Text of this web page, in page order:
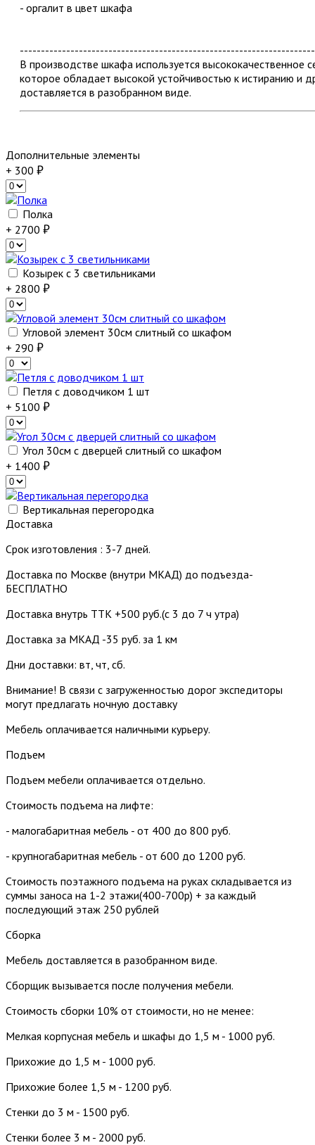
- оргалит в цвет шкафа
В производстве шкафа используется
которое обладает высокой устойчивостью к истиранию и
доставляется в разобранном виде.
Дополнительные элементы
+ 300
Полка
+ 2700
Козырек с 3 светильниками
+ 2800
Угловой элемент 30см слитный со шкафом
+ 290
Петля с доводчиком 1 шт
+ 5100
Угол 30см с дверцей слитный со шкафом
+ 1400
Вертикальная перегородка
Доставка
Срок изготовления : 3-7 дней.
Доставка по Москве (внутри МКАД) до подъезда-
БЕСПЛАТНО
Доставка внутрь ТТК +500 руб.(с 3 до 7 ч утра)
Доставка за МКАД -35 руб. за 1 км
Дни доставки: вт, чт, сб.
Внимание! В связи с загруженностью дорог экспедиторы
могут предлагать ночную доставку
Мебель оплачивается наличными курьеру.
Подъем
Подъем мебели оплачивается отдельно.
Стоимость подъема на лифте:
- малогабаритная мебель - от 400 до 800 руб.
- крупногабаритная мебель - от 600 до 1200 руб.
Стоимость поэтажного подъема на руках складывается из
суммы заноса на 1-2 этажи(400-700р) + за каждый
последующий этаж 250 рублей
Сборка
Мебель доставляется в разобранном виде.
Сборщик вызывается после получения мебели.
Стоимость сборки 10% от стоимости, но не менее:
Мелкая корпусная мебель и шкафы до 1,5 м - 1000 руб.
Прихожие до 1,5 м - 1000 руб.
Прихожие более 1,5 м - 1200 руб.
Стенки до 3 м - 1500 руб.
Стенки более 3 м - 2000 руб.